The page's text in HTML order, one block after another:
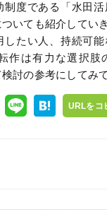
制度である「水田
いても紹介していき
したい人、持続可
作は有力な選択肢
討の参考にしてみ
URLをコ